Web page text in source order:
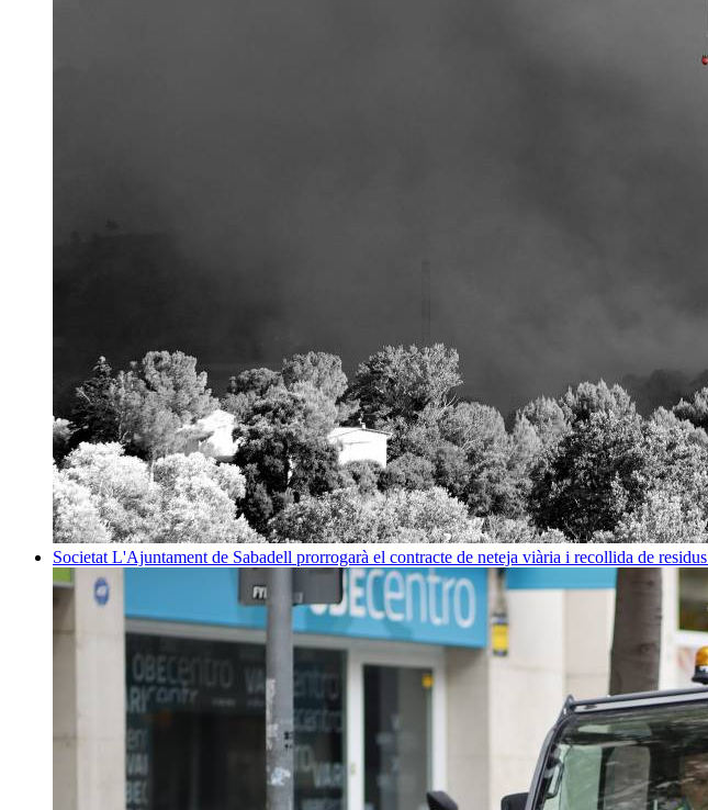
Societat L'Ajuntament de Sabadell prorrogarà el contracte de neteja viària i recollida de residus